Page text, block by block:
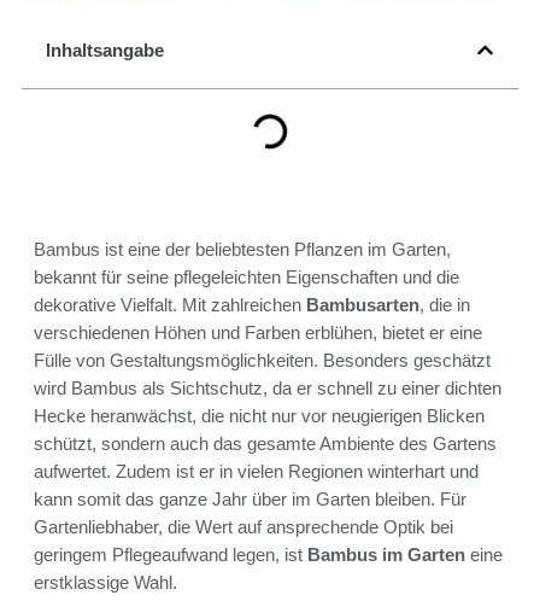
Inhaltsangabe
Bambus ist eine der beliebtesten Pflanzen im Garten,
bekannt für seine pflegeleichten Eigenschaften und die
dekorative Vielfalt. Mit zahlreichen Bambusarten, die in
verschiedenen Höhen und Farben erblühen, bietet er eine
Fülle von Gestaltungsmöglichkeiten. Besonders geschätzt
wird Bambus als Sichtschutz, da er schnell zu einer dichten
Hecke heranwächst, die nicht nur vor neugierigen Blicken
schützt, sondern auch das gesamte Ambiente des Gartens
aufwertet. Zudem ist er in vielen Regionen winterhart und
kann somit das ganze Jahr über im Garten bleiben. Für
Gartenliebhaber, die Wert auf ansprechende Optik bei
geringem Pflegeaufwand legen, ist Bambus im Garten eine
erstklassige Wahl.